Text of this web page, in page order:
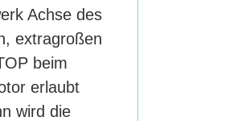
Achse des
extragroßen
beim
erlaubt
wird die